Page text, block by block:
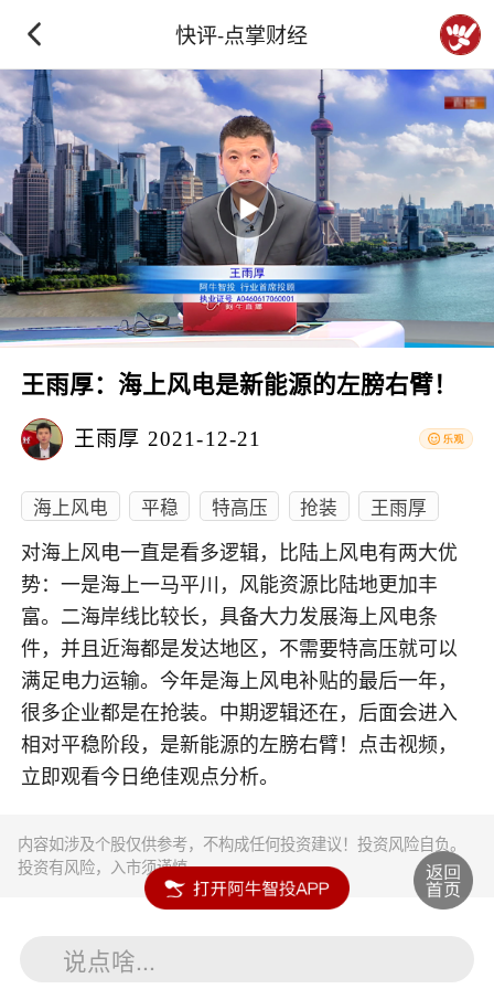
快评-点掌财经
王雨厚：海上风电是新能源的左膀右臂！
王雨厚 2021-12-21
海上风电 平稳 特高压 抢装 王雨厚
对海上风电一直是看多逻辑，比陆上风电有两大优
势：一是海上一马平川，风能资源比陆地更加丰
富。二海岸线比较长，具备大力发展海上风电条
件，并且近海都是发达地区，不需要特高压就可以
满足电力运输。今年是海上风电补贴的最后一年，
很多企业都是在抢装。中期逻辑还在，后面会进入
相对平稳阶段，是新能源的左膀右臂！点击视频，
立即观看今日绝佳观点分析。
内容如涉及个股仅供参考，不构成任何投资建议！投资风险自负。
投资有风险，入市须谨慎。
说点啥...